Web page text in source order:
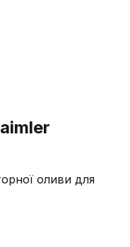
оливи для